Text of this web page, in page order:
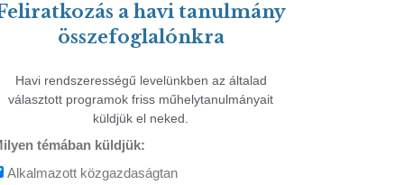
a havi tanulmány
összefoglalónkra
Havi rendszerességű levelünkben az általad
választott programok friss műhelytanulmányait
küldjük el neked.
témában küldjük:
Alkalmazott közgazdaságtan